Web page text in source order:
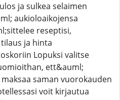
ja sulkea selaimen
aukioloaikojensa
reseptisi,
ja hinta
Lopuksi valitse
ett&auml;
saman vuorokauden
voit kirjautua